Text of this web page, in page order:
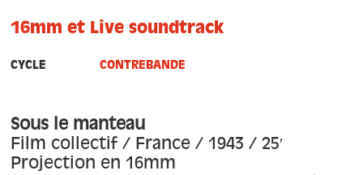
À propos
16mm et Live soundtrack
CYCLE CONTREBANDE
Sous le manteau
Film collectif / France / 1943 / 25′
Projection en 16mm